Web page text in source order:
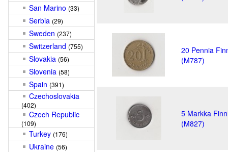
San Marino (33)
Serbia (29)
Sweden (237)
Switzerland (755)
Slovakia (56)
Slovenia (58)
Spain (391)
Czechoslovakia
(402)
Czech Republic
(109)
Turkey (176)
Ukraine (56)
20 Pennia
(M787)
5 Markka
(M827)